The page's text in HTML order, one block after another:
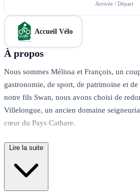
Arrivée / Départ
Accueil Vélo
À propos
Nous sommes Mélissa et François, un
gastronomie, de sport, de patrimoine et
notre fils Swan, nous avons choisi de
Villelongue, un ancien domaine
cœur du Pays Cathare.
Depuis plusieurs années, nous rénovons
Notre ambition n'est pas seulement de
Lire la suite